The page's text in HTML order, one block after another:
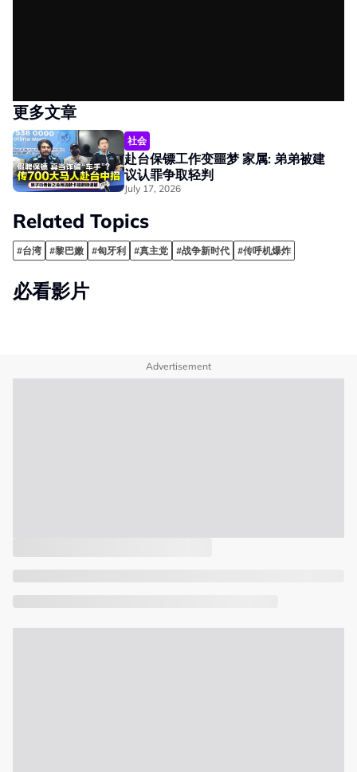
更多文章
社会
赴台保镖工作变噩梦 家属: 弟弟被建
议认罪争取轻判
July 17, 2026
Related Topics
#台湾 #黎巴嫩 #匈牙利 #真主党 #战争新时代 #传呼机爆炸
必看影片
Advertisement